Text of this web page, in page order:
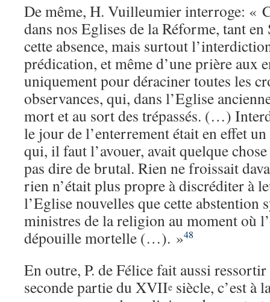
De même, H. Vuilleumier interroge: «
dans nos Eglises de la Réforme, tant en
cette absence, mais surtout
prédication, et même d’une prière aux
uniquement pour déraciner toutes les
observances, qui, dans l’Eglise
mort et au sort des trépassés. (…)
le jour de l’enterrement était en effet
qui, il faut l’avouer, avait quelque
pas dire de brutal. Rien ne froissait
rien n’était plus propre à discréditer à
l’Eglise nouvelles que cette abstention
ministres de la religion au moment où
dépouille mortelle (…). »48
En outre, P. de Félice fait aussi ressortir
seconde partie du XVIIe siècle, c’est à